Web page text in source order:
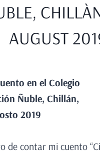
AUGUST
en el Colegio
Ñuble, Chillán,
2019
de contar mi cuento